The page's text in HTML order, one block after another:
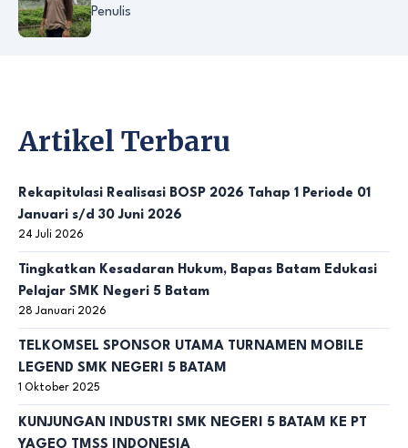
Penulis
Artikel Terbaru
Rekapitulasi Realisasi BOSP 2026 Tahap 1 Periode 01
Januari s/d 30 Juni 2026
24 Juli 2026
Tingkatkan Kesadaran Hukum, Bapas Batam Edukasi
Pelajar SMK Negeri 5 Batam
28 Januari 2026
TELKOMSEL SPONSOR UTAMA TURNAMEN MOBILE
LEGEND SMK NEGERI 5 BATAM
1 Oktober 2025
KUNJUNGAN INDUSTRI SMK NEGERI 5 BATAM KE PT
YAGEO TMSS INDONESIA